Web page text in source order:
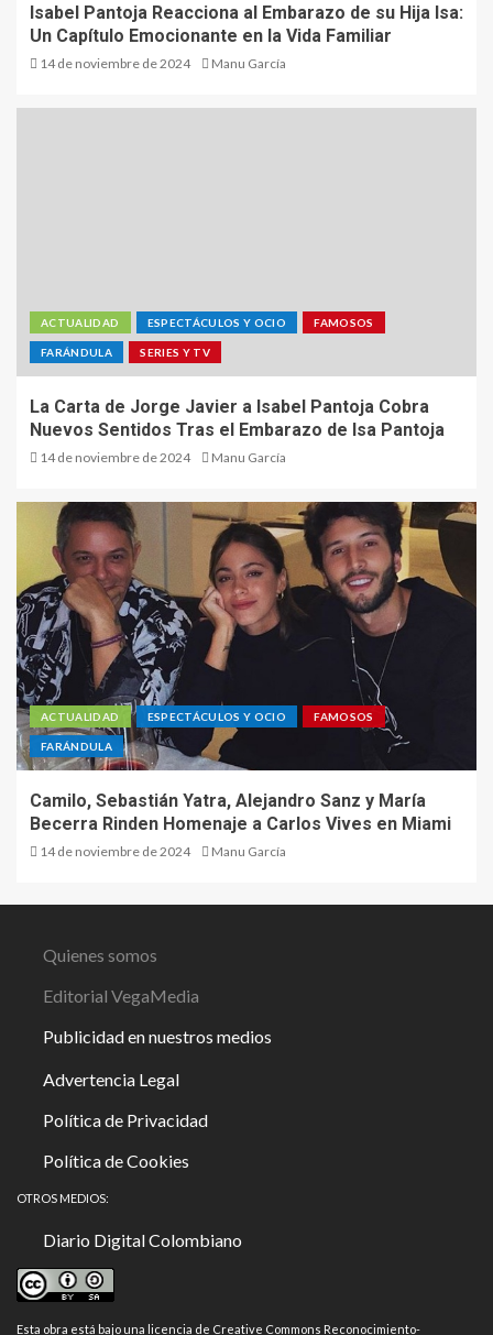
Isabel Pantoja Reacciona al Embarazo de su Hija Isa:
Un Capítulo Emocionante en la Vida Familiar
14 de noviembre de 2024 Manu García
ACTUALIDAD ESPECTÁCULOS Y OCIO FAMOSOS
FARÁNDULA SERIES Y TV
La Carta de Jorge Javier a Isabel Pantoja Cobra
Nuevos Sentidos Tras el Embarazo de Isa Pantoja
14 de noviembre de 2024 Manu García
ACTUALIDAD ESPECTÁCULOS Y OCIO FAMOSOS
FARÁNDULA
Camilo, Sebastián Yatra, Alejandro Sanz y María
Becerra Rinden Homenaje a Carlos Vives en Miami
14 de noviembre de 2024 Manu García
Quienes somos
Editorial VegaMedia
Publicidad en nuestros medios
Advertencia Legal
Política de Privacidad
Política de Cookies
OTROS MEDIOS:
Diario Digital Colombiano
Esta obra está bajo una licencia de Creative Commons Reconocimiento-